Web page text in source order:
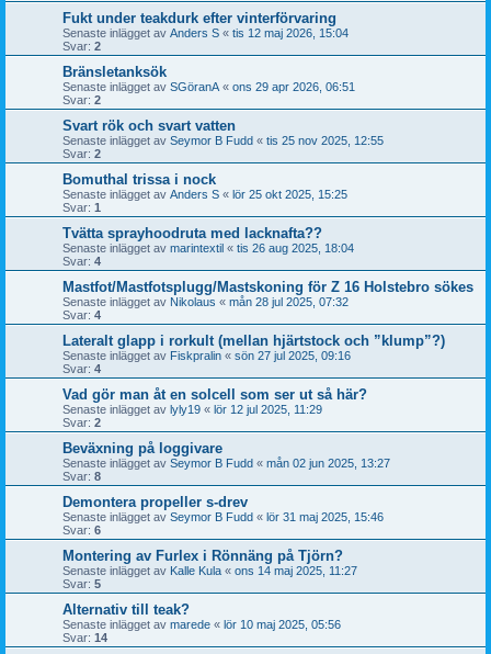
Fukt under teakdurk efter vinterförvaring
Senaste inlägget av Anders S « tis 12 maj 2026, 15:04
Svar: 2
Bränsletanksök
Senaste inlägget av SGöranA « ons 29 apr 2026, 06:51
Svar: 2
Svart rök och svart vatten
Senaste inlägget av Seymor B Fudd « tis 25 nov 2025, 12:55
Svar: 2
Bomuthal trissa i nock
Senaste inlägget av Anders S « lör 25 okt 2025, 15:25
Svar: 1
Tvätta sprayhoodruta med lacknafta??
Senaste inlägget av marintextil « tis 26 aug 2025, 18:04
Svar: 4
Mastfot/Mastfotsplugg/Mastskoning för Z 16 Holstebro sökes
Senaste inlägget av Nikolaus « mån 28 jul 2025, 07:32
Svar: 4
Lateralt glapp i rorkult (mellan hjärtstock och ”klump”?)
Senaste inlägget av Fiskpralin « sön 27 jul 2025, 09:16
Svar: 4
Vad gör man åt en solcell som ser ut så här?
Senaste inlägget av lyly19 « lör 12 jul 2025, 11:29
Svar: 2
Beväxning på loggivare
Senaste inlägget av Seymor B Fudd « mån 02 jun 2025, 13:27
Svar: 8
Demontera propeller s-drev
Senaste inlägget av Seymor B Fudd « lör 31 maj 2025, 15:46
Svar: 6
Montering av Furlex i Rönnäng på Tjörn?
Senaste inlägget av Kalle Kula « ons 14 maj 2025, 11:27
Svar: 5
Alternativ till teak?
Senaste inlägget av marede « lör 10 maj 2025, 05:56
Svar: 14